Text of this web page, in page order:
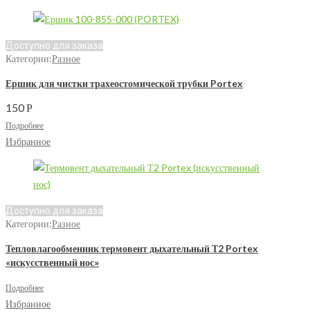
Доступно для заказа
Категории:Разное
Ершик для чистки трахеостомической трубки Portex
150Р
Подробнее
Избранное
Доступно для заказа
Категории:Разное
Тепловлагообменник термовент дыхательный Т2 Portex
«искусственный нос»
Подробнее
Избранное